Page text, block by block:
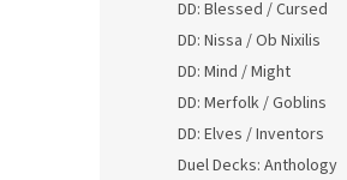
DD: Blessed / Cursed
DD: Nissa / Ob Nixilis
DD: Mind / Might
DD: Merfolk / Goblins
DD: Elves / Inventors
Duel Decks: Anthology